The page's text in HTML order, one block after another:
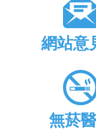
網站意
無菸